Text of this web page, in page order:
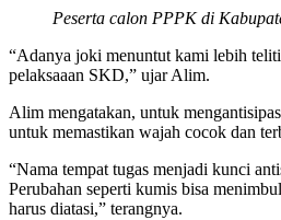
Peserta calon PPPK di
“Adanya joki menuntut kami lebih
pelaksaaan SKD,” ujar Alim.
Alim mengatakan, untuk
untuk memastikan wajah cocok dan
“Nama tempat tugas menjadi kunci
Perubahan seperti kumis bisa
harus diatasi,” terangnya.